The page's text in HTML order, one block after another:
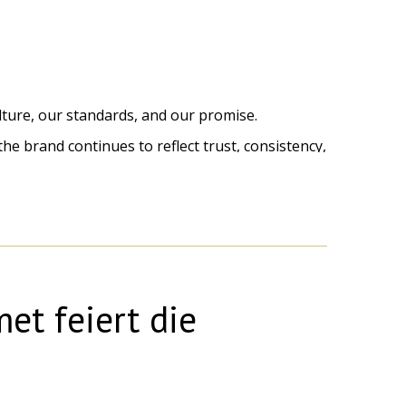
our standards, and our promise.
brand continues to reflect trust, consistency,
one Experience.”
feiert die